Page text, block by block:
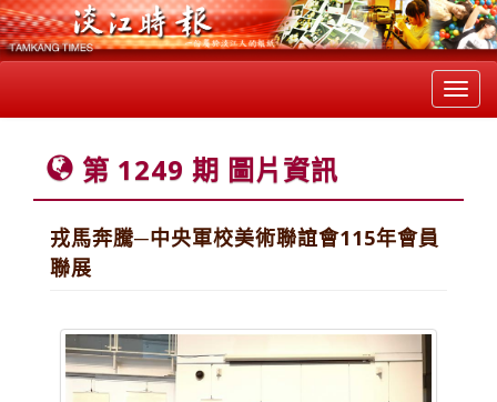
第 1249 期 圖片資訊
戎馬奔騰─中央軍校美術聯誼會115年會員
聯展